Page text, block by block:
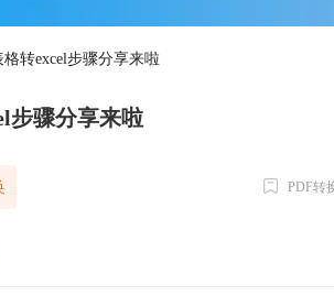
转excel步骤分享来啦
步骤分享来啦
PDF转